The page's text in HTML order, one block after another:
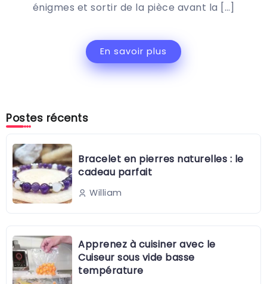
énigmes et sortir de la pièce avant la […]
En savoir plus
Postes récents
Bracelet en pierres naturelles : le
cadeau parfait
William
Apprenez à cuisiner avec le
Cuiseur sous vide basse
température